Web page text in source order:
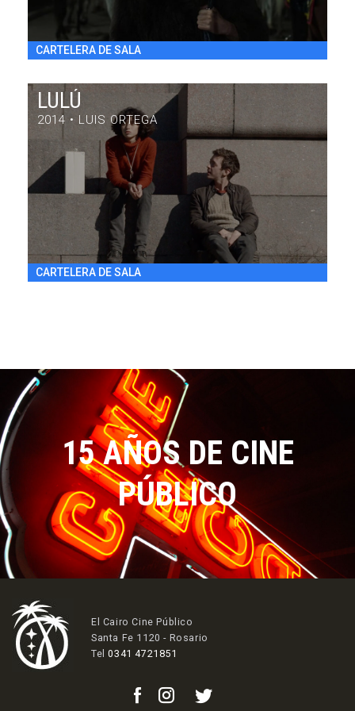
CARTELERA DE SALA
LULÚ
2014 • LUIS ORTEGA
CARTELERA DE SALA
LULÚ
DRAMA / 84' / ARGENTINA / 2014
VIE 31/7 20:30h
15 AÑOS DE CINE
PÚBLICO
El Cairo Cine Público
Santa Fe 1120 - Rosario
Tel0341 4721851